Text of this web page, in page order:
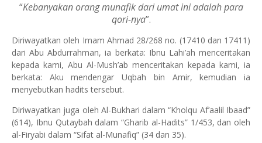
“Kebanyakan orang munafik dari umat ini adalah para
qori-nya”.
Diriwayatkan oleh Imam Ahmad 28/268 no. (17410 dan 17411)
dari Abu Abdurrahman, ia berkata: Ibnu Lahi’ah menceritakan
kepada kami, Abu Al-Mush’ab menceritakan kepada kami, ia
berkata: Aku mendengar Uqbah bin Amir, kemudian ia
menyebutkan hadits tersebut.
Diriwayatkan juga oleh Al-Bukhari dalam “Kholqu Af’aalil Ibaad”
(614), Ibnu Qutaybah dalam “Gharib al-Hadits” 1/453, dan oleh
al-Firyabi dalam “Sifat al-Munafiq” (34 dan 35).